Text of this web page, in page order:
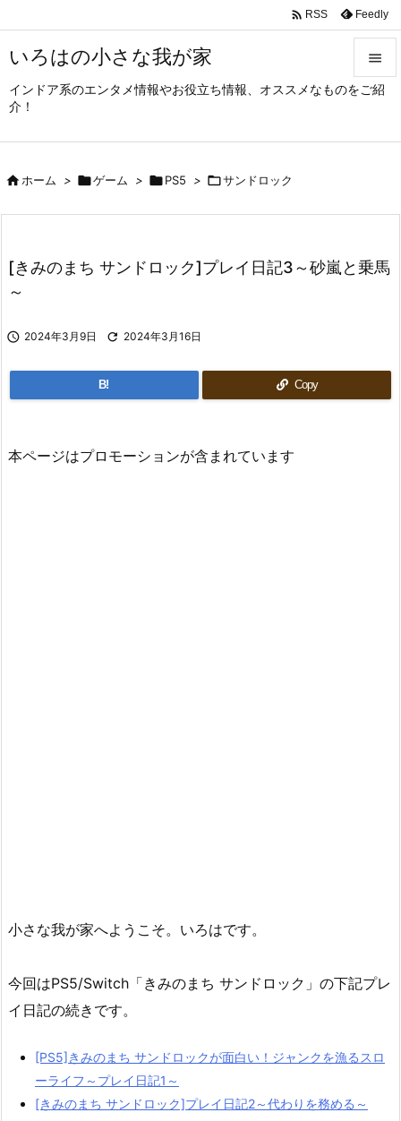
いろはの小さな我が家
インドア系のエンタメ情報やお役立ち情報、オススメなものをご紹
介！




 RSS Feedly
ホーム > ゲーム > PS5 > サンドロック
[きみのまち サンドロック]プレイ日記3～砂嵐と乗馬
～
 2024年3月9日  2024年3月16日
B! Copy
本ページはプロモーションが含まれています
小さな我が家へようこそ。いろはです。
今回はPS5/Switch「きみのまち サンドロック」の下記プレ
イ日記の続きです。
[PS5]きみのまち サンドロックが面白い！ジャンクを漁るスロ
ーライフ～プレイ日記1～
[きみのまち サンドロック]プレイ日記2～代わりを務める～